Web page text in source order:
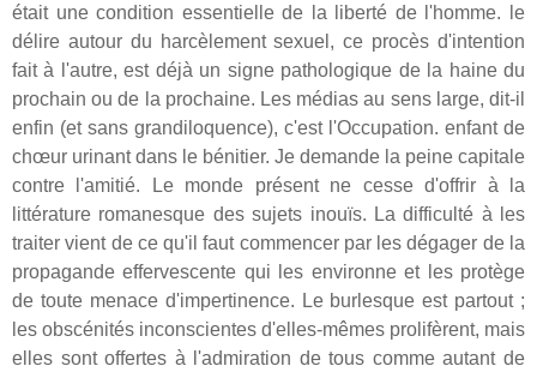
était une condition essentielle de la liberté de l'homme. le
délire autour du harcèlement sexuel, ce procès d'intention
fait à l'autre, est déjà un signe pathologique de la haine du
prochain ou de la prochaine. Les médias au sens large, dit-il
enfin (et sans grandiloquence), c'est l'Occupation. enfant de
chœur urinant dans le bénitier. Je demande la peine capitale
contre l'amitié. Le monde présent ne cesse d'offrir à la
littérature romanesque des sujets inouïs. La difficulté à les
traiter vient de ce qu'il faut commencer par les dégager de la
propagande effervescente qui les environne et les protège
de toute menace d'impertinence. Le burlesque est partout ;
les obscénités inconscientes d'elles-mêmes prolifèrent, mais
elles sont offertes à l'admiration de tous comme autant de